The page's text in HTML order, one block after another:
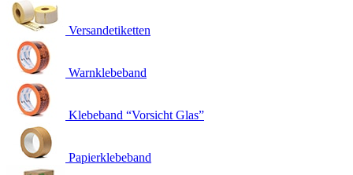
Versandetiketten
Warnklebeband
Klebeband “Vorsicht Glas”
Papierklebeband